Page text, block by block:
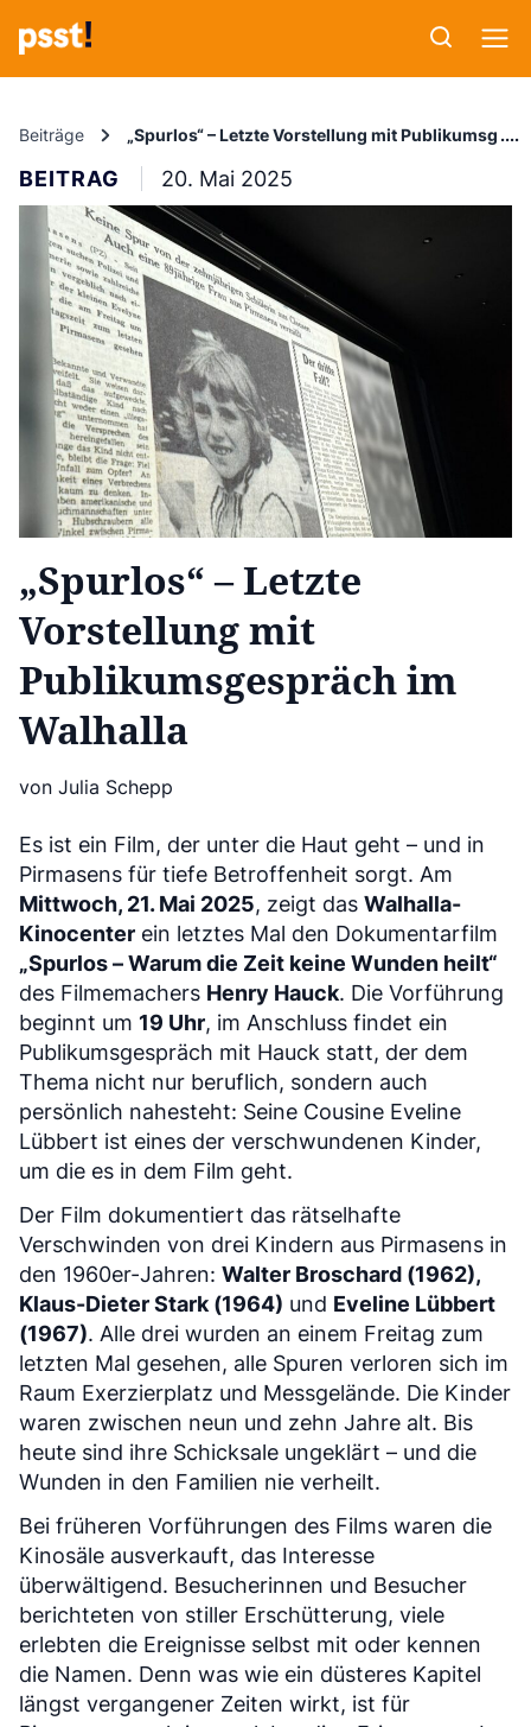
Beiträge „Spurlos“ – Letzte Vorstellung mit
BEITRAG 20. Mai 2025
„Spurlos“ – Letzte
Vorstellung mit
Publikumsgespräch im
Walhalla
von Julia Schepp
Es ist ein Film, der unter die Haut geht – und in
Pirmasens für tiefe Betroffenheit sorgt. Am
Mittwoch, 21. Mai 2025, zeigt das Walhalla-
Kinocenter ein letztes Mal den Dokumentarfilm
„Spurlos – Warum die Zeit keine Wunden heilt“
des Filmemachers Henry Hauck. Die Vorführung
beginnt um 19 Uhr, im Anschluss findet ein
Publikumsgespräch mit Hauck statt, der dem
Thema nicht nur beruflich, sondern auch
persönlich nahesteht: Seine Cousine Eveline
Lübbert ist eines der verschwundenen Kinder,
um die es in dem Film geht.
Der Film dokumentiert das rätselhafte
Verschwinden von drei Kindern aus Pirmasens in
den 1960er-Jahren: Walter Broschard (1962),
Klaus-Dieter Stark (1964) und Eveline Lübbert
(1967). Alle drei wurden an einem Freitag zum
letzten Mal gesehen, alle Spuren verloren sich im
Raum Exerzierplatz und Messgelände. Die Kinder
waren zwischen neun und zehn Jahre alt. Bis
heute sind ihre Schicksale ungeklärt – und die
Wunden in den Familien nie verheilt.
Bei früheren Vorführungen des Films waren die
Kinosäle ausverkauft, das Interesse
überwältigend. Besucherinnen und Besucher
berichteten von stiller Erschütterung, viele
erlebten die Ereignisse selbst mit oder kennen
die Namen. Denn was wie ein düsteres Kapitel
längst vergangener Zeiten wirkt, ist für